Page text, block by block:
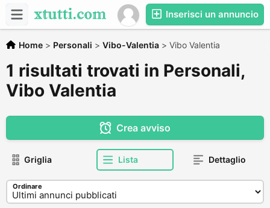
Inserisci un annuncio
Home > Personali > Vibo-Valentia > Vibo Valentia
1 risultati trovati in Personali,
Vibo Valentia
Crea avviso
Griglia Lista Dettaglio
Ordinare